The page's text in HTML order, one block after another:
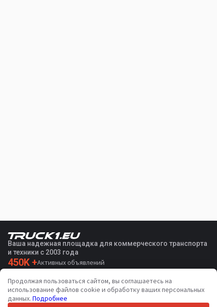
Ваша надежная площадка для коммерческого транспорта
и техники с 2003 года
450K +Активных объявлений
36Поддерживаемых языков
4.7/5
Продолжая пользоваться сайтом, вы соглашаетесь на
использование файлов cookie и обработку ваших персональных
данных. Подробнее